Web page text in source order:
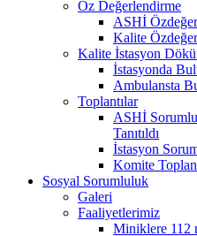
Öz Değerlendirme
ASHİ
Kalite
Kalite İstasyon
İstasyonda
Ambulansta
Toplantılar
ASHİ
Tanıtıldı
İstasyon
Komite
Sosyal Sorumluluk
Galeri
Faaliyetlerimiz
Miniklere 112